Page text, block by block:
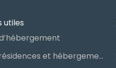
utiles
Guide des résidences et hébergements pour aînés